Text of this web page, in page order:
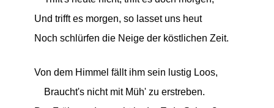
Und trifft es morgen, so lasset uns heut
Noch schlürfen die Neige der köstlichen Zeit.
Von dem Himmel fällt ihm sein lustig Loos,
Braucht's nicht mit Müh' zu erstreben.